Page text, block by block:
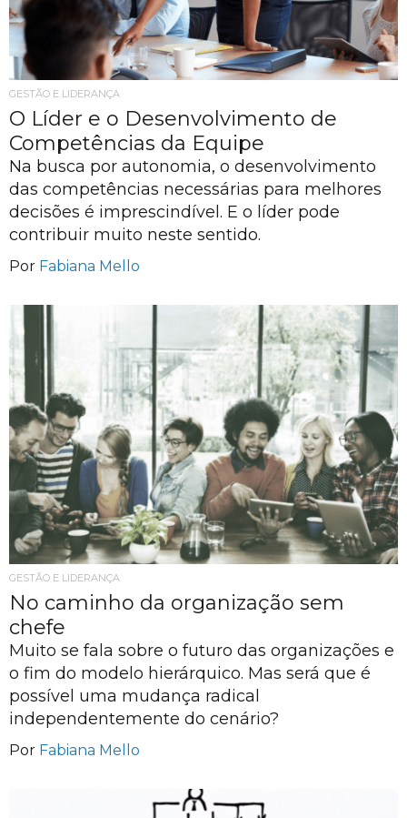
GESTÃO E LIDERANÇA
O Líder e o Desenvolvimento de
Competências da Equipe
Na busca por autonomia, o desenvolvimento
das competências necessárias para melhores
decisões é imprescindível. E o líder pode
contribuir muito neste sentido.
Por Fabiana Mello
GESTÃO E LIDERANÇA
No caminho da organização sem
chefe
Muito se fala sobre o futuro das organizações e
o fim do modelo hierárquico. Mas será que é
possível uma mudança radical
independentemente do cenário?
Por Fabiana Mello